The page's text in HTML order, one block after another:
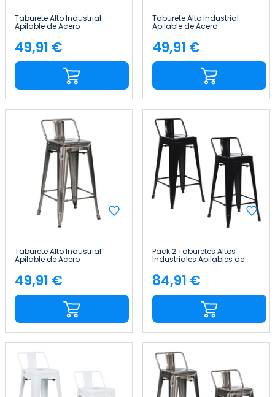
Taburete Alto Industrial
Apilable de Acero
Precio
49,91 €
Taburete Alto Industrial
Apilable de Acero
Precio
49,91 €
Taburete Alto Industrial
Apilable de Acero
41x41x85cm Thinia Home
Precio
49,91 €
Pack 2 Taburetes Altos
Industriales Apilables de
Acero 41x41x85cm Thinia
Home
Precio
84,91 €